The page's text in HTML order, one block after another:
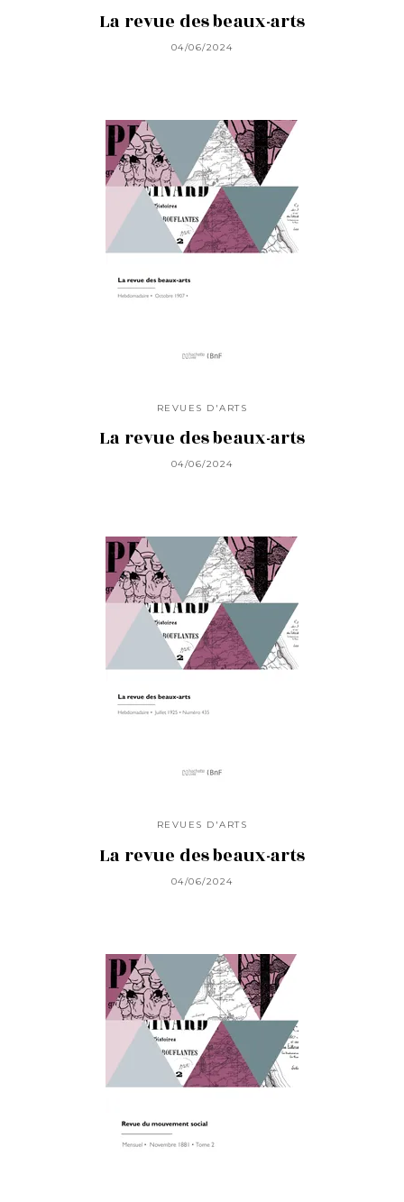
La revue des beaux-arts
04/06/2024
REVUES D'ARTS
La revue des beaux-arts
04/06/2024
REVUES D'ARTS
La revue des beaux-arts
04/06/2024